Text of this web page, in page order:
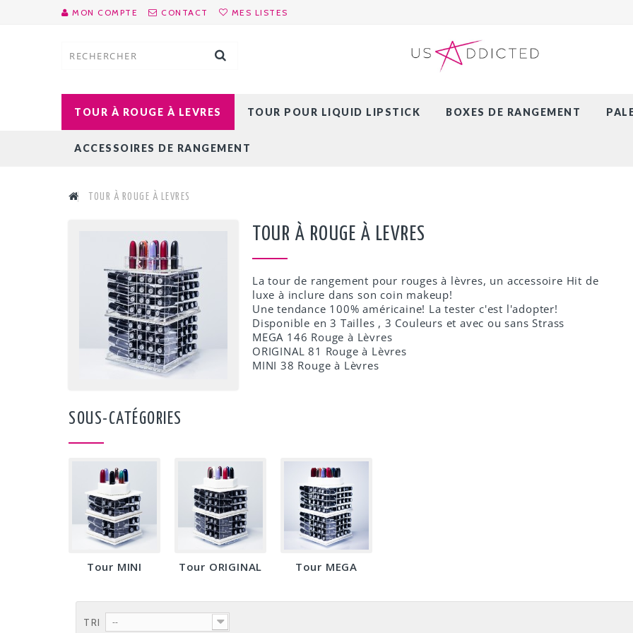
MON COMPTE CONTACT MES LISTES
TOUR À ROUGE À LEVRES TOUR POUR LIQUID LIPSTICK BOXES DE RANGEMENT
ACCESSOIRES DE RANGEMENT
TOUR À ROUGE À LEVRES
TOUR À ROUGE À LEVRES
La tour de rangement pour rouges à lèvres, un accessoire Hit de
luxe à inclure dans son coin makeup!
Une tendance 100% américaine! La tester c'est l'adopter!
Disponible en 3 Tailles , 3 Couleurs et avec ou sans Strass
MEGA 146 Rouge à Lèvres
ORIGINAL 81 Rouge à Lèvres
MINI 38 Rouge à Lèvres
SOUS-CATÉGORIES
Tour MINI Tour ORIGINAL Tour MEGA
TRI --